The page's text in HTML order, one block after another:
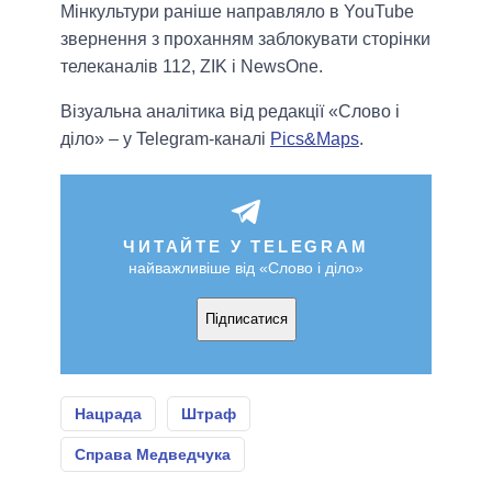
Мінкультури раніше направляло в YouTube
звернення з проханням заблокувати сторінки
телеканалів 112, ZIK і NewsOne.
Візуальна аналітика від редакції «Слово і
діло» – у Telegram-каналі Pics&Maps.
ЧИТАЙТЕ У TELEGRAM
найважливіше від «Слово і діло»
Підписатися
Нацрада Штраф
Справа Медведчука